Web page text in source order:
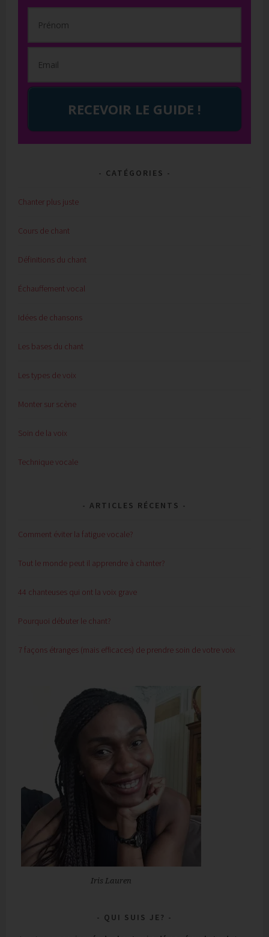
RECEVOIR LE GUIDE !
CATÉGORIES
Chanter plus juste
Cours de chant
Définitions du chant
Échauffement vocal
Idées de chansons
Les bases du chant
Les types de voix
Monter sur scène
Soin de la voix
Technique vocale
ARTICLES RÉCENTS
Comment éviter la fatigue vocale?
Tout le monde peut il apprendre à chanter?
44 chanteuses qui ont la voix grave
Pourquoi débuter le chant?
7 façons étranges (mais efficaces) de prendre soin de votre voix
Iris Lauren
QUI SUIS JE?